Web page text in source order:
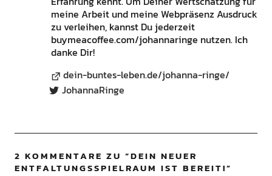
meine Arbeit und meine Webpräsenz Ausdruck
zu verleihen, kannst Du jederzeit
buymeacoffee.com/johannaringe nutzen. Ich
danke Dir!
dein-buntes-leben.de/johanna-ringe/
JohannaRinge
2 KOMMENTARE ZU “DEIN NEUER
ENTFALTUNGSSPIELRAUM IST BEREIT!”